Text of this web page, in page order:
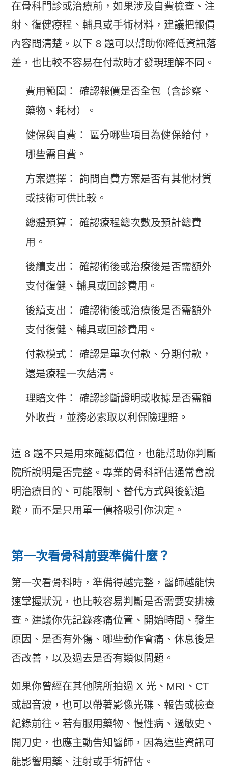
在骨科門診或治療前，如果涉及自費檢查、注
射、復健療程、輔具或手術材料，建議把報價
內容問清楚。以下 8 題可以幫助你降低資訊落
差，也比較不容易在付款時才發現理解不同。
費用範圍： 確認報價是否全包（含診察、
藥物、耗材）。
健保與自費： 區分哪些項目為健保給付，
哪些需自費。
方案選擇： 詢問自費方案是否有其他材質
或技術可供比較。
總體預算： 確認療程總次數及預計總費
用。
後續支出： 確認術後或治療後是否需額外
支付復健、輔具或回診費用。
後續支出： 確認術後或治療後是否需額外
支付復健、輔具或回診費用。
付款模式： 確認是單次付款、分期付款，
還是療程一次結清。
理賠文件： 確認診斷證明或收據是否需額
外收費，並務必索取以利保險理賠。
這 8 題不只是用來確認價位，也能幫助你判斷
院所說明是否完整。專業的骨科評估通常會說
明治療目的、可能限制、替代方式與後續追
蹤，而不是只用單一價格吸引你決定。
第一次看骨科前要準備什麼？
第一次看骨科時，準備得越完整，醫師越能快
速掌握狀況，也比較容易判斷是否需要安排檢
查。建議你先記錄疼痛位置、開始時間、發生
原因、是否有外傷、哪些動作會痛、休息後是
否改善，以及過去是否有類似問題。
如果你曾經在其他院所拍過 X 光、MRI、CT
或超音波，也可以帶著影像光碟、報告或檢查
紀錄前往。若有服用藥物、慢性病、過敏史、
開刀史，也應主動告知醫師，因為這些資訊可
能影響用藥、注射或手術評估。